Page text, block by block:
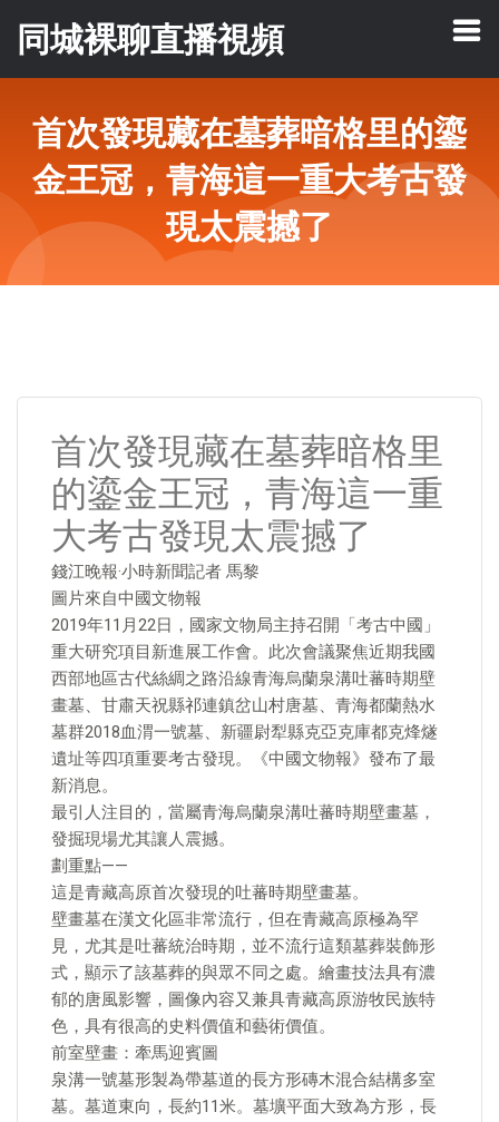
同城裸聊直播視頻
首次發現藏在墓葬暗格里的鎏
金王冠，青海這一重大考古發
現太震撼了
首次發現藏在墓葬暗格里
的鎏金王冠，青海這一重
大考古發現太震撼了
錢江晚報·小時新聞記者 馬黎
圖片來自中國文物報
2019年11月22日，國家文物局主持召開「考古中國」
重大研究項目新進展工作會。此次會議聚焦近期我國
西部地區古代絲綢之路沿線青海烏蘭泉溝吐蕃時期壁
畫墓、甘肅天祝縣祁連鎮岔山村唐墓、青海都蘭熱水
墓群2018血渭一號墓、新疆尉犁縣克亞克庫都克烽燧
遺址等四項重要考古發現。《中國文物報》發布了最
新消息。
最引人注目的，當屬青海烏蘭泉溝吐蕃時期壁畫墓，
發掘現場尤其讓人震撼。
劃重點——
這是青藏高原首次發現的吐蕃時期壁畫墓。
壁畫墓在漢文化區非常流行，但在青藏高原極為罕
見，尤其是吐蕃統治時期，並不流行這類墓葬裝飾形
式，顯示了該墓葬的與眾不同之處。繪畫技法具有濃
郁的唐風影響，圖像內容又兼具青藏高原游牧民族特
色，具有很高的史料價值和藝術價值。
前室壁畫：牽馬迎賓圖
泉溝一號墓形製為帶墓道的長方形磚木混合結構多室
墓。墓道東向，長約11米。墓壙平面大致為方形，長